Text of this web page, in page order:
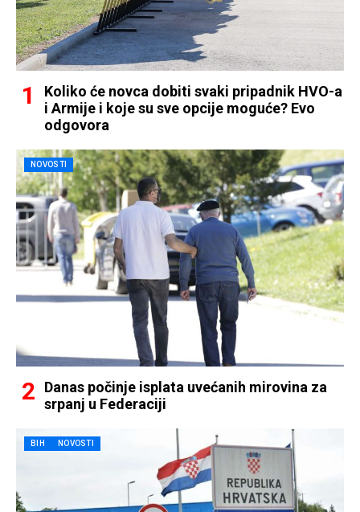
Koliko će novca dobiti svaki pripadnik HVO-a
i Armije i koje su sve opcije moguće? Evo
odgovora
NOVOSTI
Danas počinje isplata uvećanih mirovina za
srpanj u Federaciji
BIH NOVOSTI